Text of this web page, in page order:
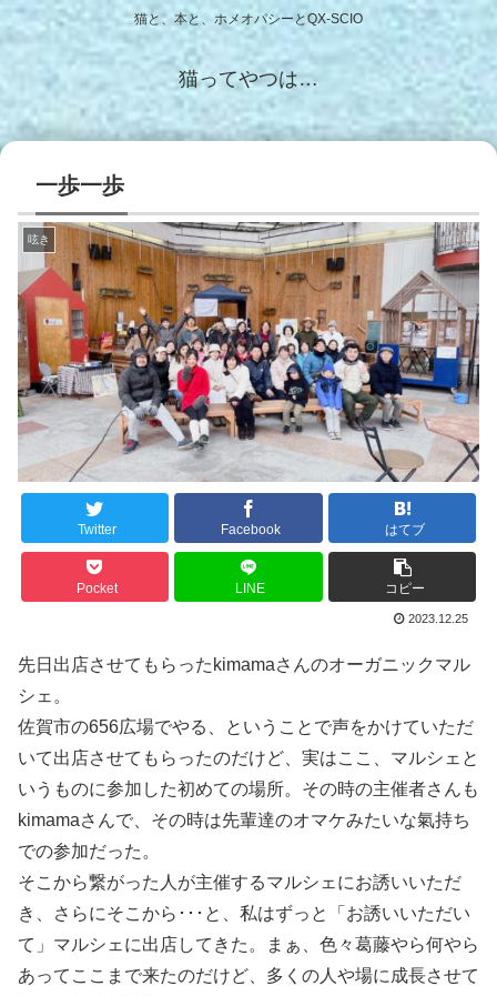
猫と、本と、ホメオパシーとQX-SCIO
猫ってやつは…
一歩一歩
呟き
Twitter Facebook はてブ
Pocket LINE コピー
2023.12.25
先日出店させてもらったkimamaさんのオーガニックマル
シェ。
佐賀市の656広場でやる、ということで声をかけていただ
いて出店させてもらったのだけど、実はここ、マルシェと
いうものに参加した初めての場所。その時の主催者さんも
kimamaさんで、その時は先輩達のオマケみたいな氣持ち
での参加だった。
そこから繋がった人が主催するマルシェにお誘いいただ
き、さらにそこから･･･と、私はずっと「お誘いいただい
て」マルシェに出店してきた。まぁ、色々葛藤やら何やら
あってここまで来たのだけど、多くの人や場に成長させて